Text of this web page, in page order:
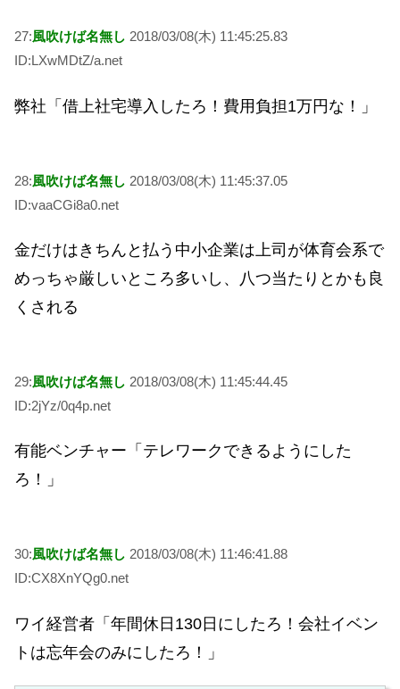
27:風吹けば名無し 2018/03/08(木) 11:45:25.83
ID:LXwMDtZ/a.net
弊社「借上社宅導入したろ！費用負担1万円な！」
28:風吹けば名無し 2018/03/08(木) 11:45:37.05
ID:vaaCGi8a0.net
金だけはきちんと払う中小企業は上司が体育会系で
めっちゃ厳しいところ多いし、八つ当たりとかも良
くされる
29:風吹けば名無し 2018/03/08(木) 11:45:44.45
ID:2jYz/0q4p.net
有能ベンチャー「テレワークできるようにした
ろ！」
30:風吹けば名無し 2018/03/08(木) 11:46:41.88
ID:CX8XnYQg0.net
ワイ経営者「年間休日130日にしたろ！会社イベン
トは忘年会のみにしたろ！」